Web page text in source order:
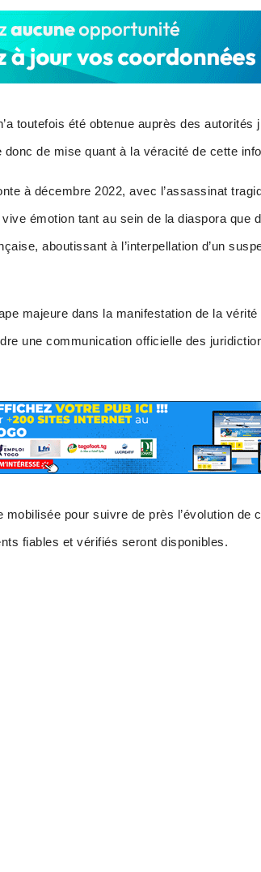
toutefois été obtenue auprès des
de mise quant à la véracité de cette
à décembre 2022, avec l’assassinat
émotion tant au sein de la diaspora que
aboutissant à l’interpellation d’un
majeure dans la manifestation de la
une communication officielle des
pour suivre de près l’évolution de
fiables et vérifiés seront disponibles.